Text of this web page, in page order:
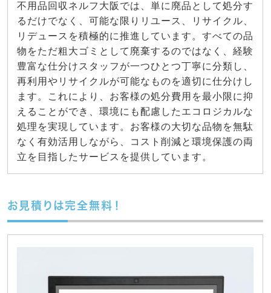
不用品回収ネルフ大阪では、単に廃品として処分す
るだけでなく、可能な限りリユース、リサイクル、
リデュースを積極的に推進しています。すべての品
物をただ粗大ゴミとして廃棄するのではなく、経験
豊富な仕分けスタッフが一つひとつ丁寧に分類し、
再利用やリサイクルが可能なものを適切に仕分けし
ます。これにより、お客様の処分費用を最小限に抑
えることができ、環境にも配慮したエコロジカルな
処理を実現しています。お客様の大切な品物を無駄
なく有効活用しながら、コスト削減と環境保護の両
立を目指したサービスを提供しています。
お見積りは完全無料！